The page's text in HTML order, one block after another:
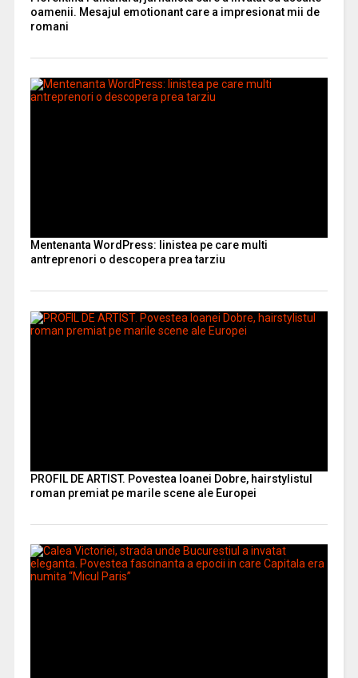
oamenii. Mesajul emotionant care a impresionat mii de
romani
Mentenanta WordPress: linistea pe care multi
antreprenori o descopera prea tarziu
PROFIL DE ARTIST. Povestea Ioanei Dobre, hairstylistul
roman premiat pe marile scene ale Europei